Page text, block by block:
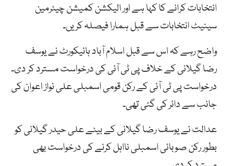
انتخابات کرانے کا کہا ہے اور الیکشن کمیشن چیئرمین
سینیٹ انتخابات سے قبل ہمارا فیصلہ کریں۔
واضح رہے کہ اس سے قبل اسلام آباد ہائیکورٹ نے یوسف
رضا گیلانی کے خلاف پی ٹی آئی کی درخواست مسترد کر دی۔
درخواست پی ٹی آئی کے رکن قومی اسمبلی علی نواز اعوان کی
جانب سے دائر کی گئی تھی۔
عدالت نے یوسف رضا گیلانی کے بیٹے علی حیدر گیلانی کو
بطور رکن صوبائی اسمبلی نااہل کرنے کی درخواست بھی